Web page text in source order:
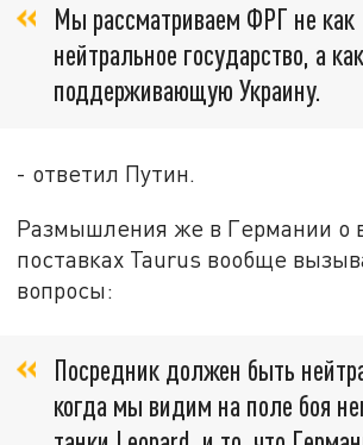
Мы рассматриваем ФРГ не как
нейтральное государство, а
поддерживающую Украину.
- ответил Путин.
Размышления же в Германии о
поставках Taurus вообще
вопросы:
Посредник должен быть
когда мы видим на поле боя